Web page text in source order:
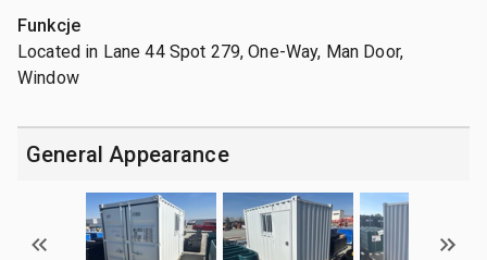
Funkcje
Located in Lane 44 Spot 279, One-Way, Man Door,
Window
General Appearance